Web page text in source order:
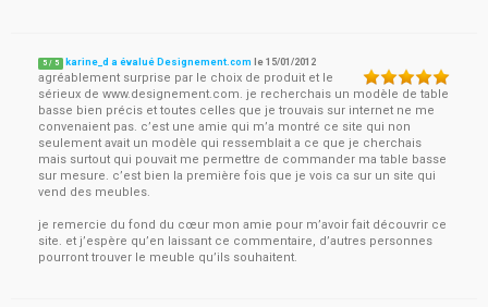
5 / 5 karine_d a évalué Designement.com le15/01/2012
agréablement surprise par le choix de produit et le
sérieux de www.designement.com. je recherchais un modèle de table
basse bien précis et toutes celles que je trouvais sur internet ne me
convenaient pas. c’est une amie qui m’a montré ce site qui non
seulement avait un modèle qui ressemblait a ce que je cherchais
mais surtout qui pouvait me permettre de commander ma table basse
sur mesure. c’est bien la première fois que je vois ca sur un site qui
vend des meubles.
je remercie du fond du cœur mon amie pour m’avoir fait découvrir ce
site. et j’espère qu’en laissant ce commentaire, d’autres personnes
pourront trouver le meuble qu’ils souhaitent.